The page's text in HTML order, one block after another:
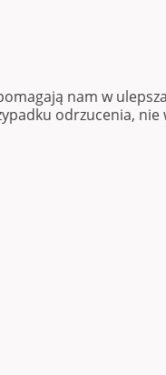
nam w
odrzucenia,